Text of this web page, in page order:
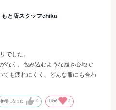
もと店スタッフchika
でした。
なく、包み込むような履き心地で
ても疲れにくく、どんな服にも合わ
参考になった 0 Like! 2